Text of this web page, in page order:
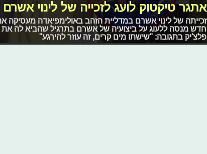
אתגר טיקטוק לועג לזכייה של לינוי
זכייתה של לינוי אשרם במדליית הזהב באולימפיאדה מעסיקה
חדש מנסה ללעוג על ביצועיה של אשרם בתרגיל שהביא לה את
פלצ'יק בתגובה: "שישתו מים קרים, זה עוזר להירגע"